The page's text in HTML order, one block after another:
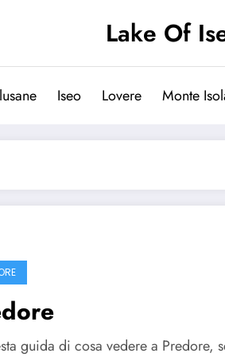
Lake Of
Iseo Lovere Monte
guida di cosa vedere a Predore,